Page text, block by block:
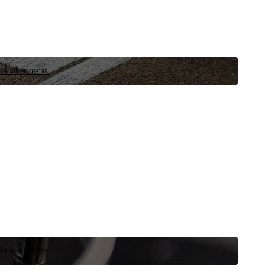
testas.
ditt fordon.